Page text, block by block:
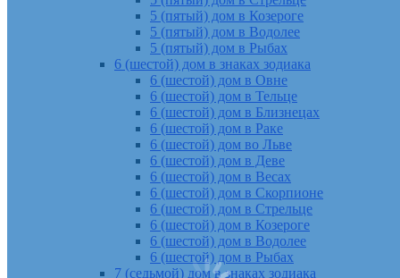
5 (пятый) дом в Козероге
5 (пятый) дом в Водолее
5 (пятый) дом в Рыбах
6 (шестой) дом в знаках зодиака
6 (шестой) дом в Овне
6 (шестой) дом в Тельце
6 (шестой) дом в Близнецах
6 (шестой) дом в Раке
6 (шестой) дом во Льве
6 (шестой) дом в Деве
6 (шестой) дом в Весах
6 (шестой) дом в Скорпионе
6 (шестой) дом в Стрельце
6 (шестой) дом в Козероге
6 (шестой) дом в Водолее
6 (шестой) дом в Рыбах
7 (седьмой) дом в знаках зодиака